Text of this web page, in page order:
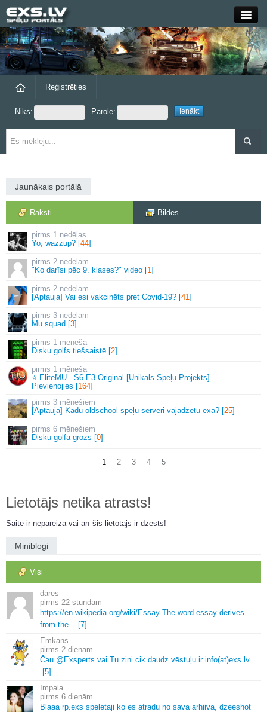
Close
Forums
Grupas
Reģistrēties
Niks: Parole:
Jaunākais portālā
Raksti Bildes
1 nedēļas
Yo, wazzup? [44]
2 nedēļām
"Ko darīsi pēc 9. klases?" video [1]
2 nedēļām
[Aptauja] Vai esi vakcinēts pret Covid-19? [41]
3 nedēļām
Mu squad [3]
1 mēneša
Disku golfs tiešsaistē [2]
1 mēneša
⭐ EliteMU - S6 E3 Original [Unikāls Spēļu Projekts] -
Pievienojies [164]
3 mēnešiem
[Aptauja] Kādu oldschool spēļu serveri vajadzētu exā? [25]
6 mēnešiem
Disku golfa grozs [0]
1 2 3 4 5
Lietotājs netika atrasts!
Saite ir nepareiza vai arī šis lietotājs ir dzēsts!
Miniblogi
Visi
dares
22 stundām
https://en. wikipedia. org/wiki/Essay The word essay derives
from the.
[7]
Emkans
2 dienām
Čau @Exsperts vai Tu zini cik daudz vēstuļu ir info(at)exs. lv.
[5]
Impala
6 dienām
Blaaa rp. exs speletaji ko es atradu no sava arhiiva, dzeeshot